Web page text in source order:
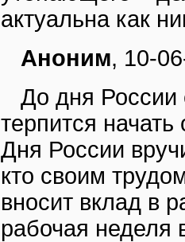
актуальна как
Аноним, 10-
До дня России
терпится
Дня России
кто своим
вносит вклад в
рабочая неделя